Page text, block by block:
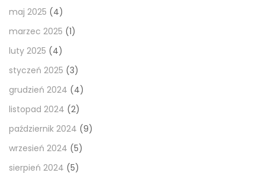
maj 2025 (4)
marzec 2025 (1)
luty 2025 (4)
styczeń 2025 (3)
grudzień 2024 (4)
listopad 2024 (2)
październik 2024 (9)
wrzesień 2024 (5)
sierpień 2024 (5)